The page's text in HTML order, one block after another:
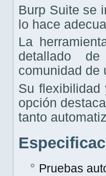
Burp Suite se
lo hace
La
detallado
comunidad de
Su flexibilidad
opción
tanto
Pruebas